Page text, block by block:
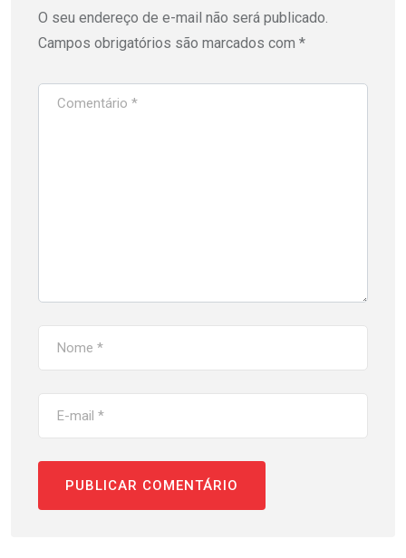
O seu endereço de e-mail não será publicado.
Campos obrigatórios são marcados com *